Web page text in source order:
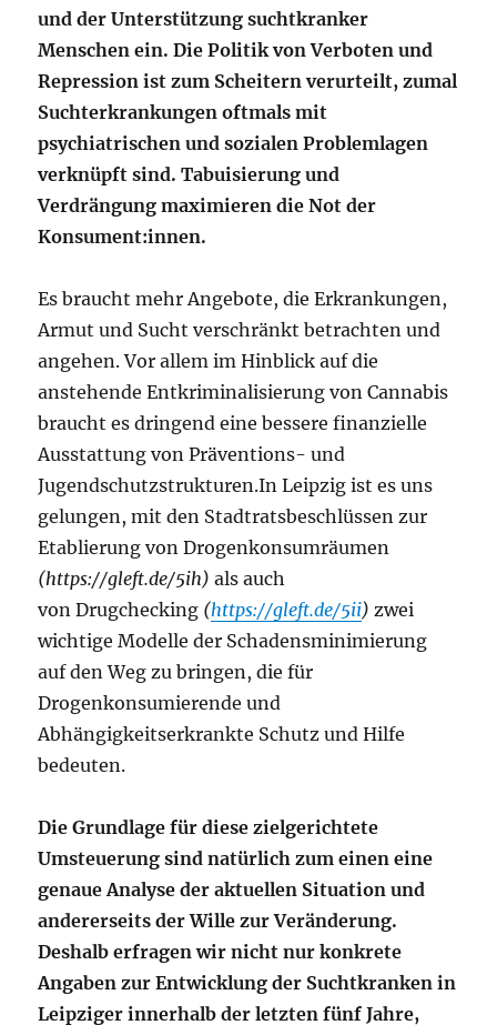
und der Unterstützung suchtkranker
Menschen ein.Die Politik von Verboten und
Repression ist zum Scheitern verurteilt, zumal
Suchterkrankungen oftmals mit
psychiatrischenund sozialen Problemlagen
verknüpft sind. Tabuisierung und
Verdrängung maximieren die Not der
Konsument:innen.
Es braucht mehr Angebote, die Erkrankungen,
Armut und Sucht verschränkt betrachten und
angehen. Vor allem im Hinblick auf die
anstehende Entkriminalisierung von Cannabis
braucht es dringend eine bessere finanzielle
Ausstattung von Präventions- und
Jugendschutzstrukturen.In Leipzig ist es uns
gelungen, mit den Stadtratsbeschlüssen zur
Etablierung von Drogenkonsumräumen
(https://gleft.de/5ih) als auch
von Drugchecking (https://gleft.de/5ii) zwei
wichtige Modelle der Schadensminimierung
auf den Weg zu bringen, die für
Drogenkonsumierende und
Abhängigkeitserkrankte Schutz und Hilfe
bedeuten.
Die Grundlage für diese zielgerichtete
Umsteuerung sind natürlich zum einen eine
genaue Analyse der aktuellen Situation und
andererseits der Wille zur Veränderung.
Deshalb erfragen wir nicht nur konkrete
Angaben zur Entwicklung der Suchtkranken in
Leipziger innerhalb der letzten fünf Jahre,